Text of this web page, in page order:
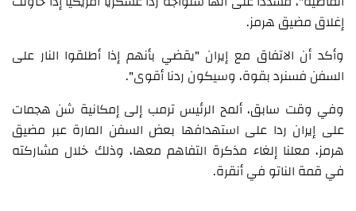
إغلاق مضيق هرمز.
وأكد أن الاتفاق مع إيران "يقضي بأنهم إذا أطلقوا النار على
السفن فسنرد بقوة، وسيكون ردنا أقوى".
وفي وقت سابق، ألمح الرئيس ترمب إلى إمكانية شن هجمات
على إيران ردا على استهدافها بعض السفن المارة عبر مضيق
هرمز، معلنا إلغاء مذكرة التفاهم معها، وذلك خلال مشاركته
في قمة الناتو في أنقرة.